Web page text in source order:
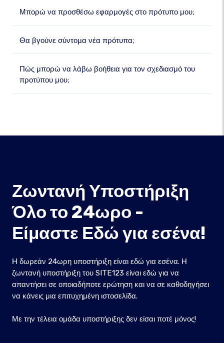
Μπορώ να προσθέσω εφαρμογές στο πρότυπο μου;
Θα βγούνε σύντομα νέα πρότυπα;
Πώς μπορώ να λάβω βοήθεια για τον σχεδιασμό του
προτύπου μου;
Ζωντανή Υποστήριξη
Όλο το 24ωρο -
Είμαστε Εδώ για εσένα!
Η δωρεάν 24ωρη υποστήριξη είναι εδώ για εσένα. Η
ζωντανή υποστήριξη του SITE123 είναι εδώ για να
απαντήσει σε οποιαδήποτε ερώτηση και να σε καθοδηγήσει
να κάνεις μια επιτυχημένη ιστοσελίδα.
Με την τέλεια ομάδα υποστήριξης δεν είσαι ποτέ μόνος!